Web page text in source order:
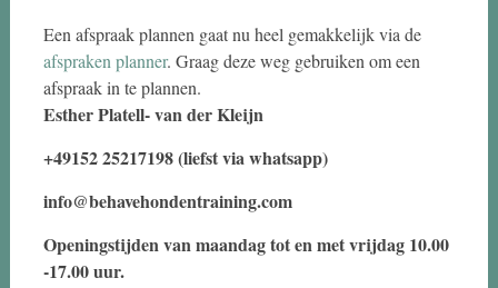
Een afspraak plannen gaat nu heel gemakkelijk via de
afspraken planner. Graag deze weg gebruiken om een
afspraak in te plannen.
Esther Platell- van der Kleijn
+49152 25217198 (liefst via whatsapp)
info@behavehondentraining.com
Openingstijden van maandag tot en met vrijdag 10.00
-17.00 uur.